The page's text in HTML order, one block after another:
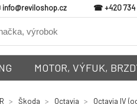
info@reviloshop.cz +420 734
MOTOR, VÝFUK,
Škoda Octavia Octavia IV